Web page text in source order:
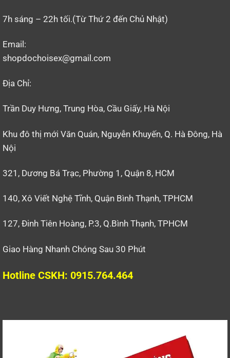
7h sáng – 22h tối.(Từ Thứ 2 đến Chủ Nhật)
Email:
shopdochoisex@gmail.com
Địa Chỉ:
Trần Duy Hưng, Trung Hòa, Cầu Giấy, Hà Nội
Khu đô thị mới Văn Quán, Nguyễn Khuyến, Q. Hà Đông, Hà
Nội
321, Dương Bá Trạc, Phường 1, Quận 8, HCM
140, Xô Viết Nghệ Tĩnh, Quận Bình Thạnh, TPHCM
127, Đinh Tiên Hoàng, P.3, Q.Bình Thạnh, TPHCM
Giao Hàng Nhanh Chóng Sau 30 Phút
Hotline CSKH: 0915.764.464